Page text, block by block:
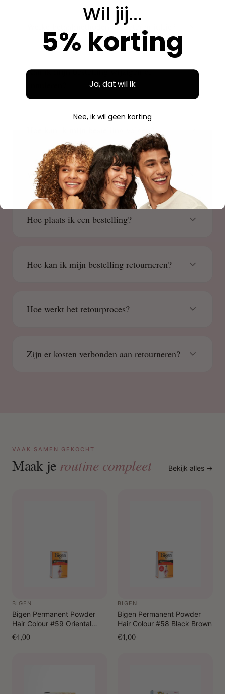
Welke betaalmethoden accepteren jullie?
Kan ik mijn bestelling wijzigen of
Waar is Beauty Source gevestigd?
Hoe plaats ik een bestelling?
Hoe kan ik mijn bestelling retourneren?
Hoe werkt het retourproces?
Zijn er kosten verbonden aan retourneren?
VAAK SAMEN GEKOCHT
Maak je routine compleet Bekijk alles →
BIGEN
Bigen Permanent Powder
Hair Colour #59 Oriental
Black
€4,00
BIGEN
Bigen Permanent Powder
Hair Colour #58 Black Brown
€4,00
Wil jij...
5% korting
Ja, dat wil ik
Nee, ik wil geen korting